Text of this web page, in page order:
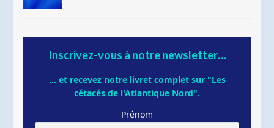
Inscrivez-vous à notre newsletter…
... et recevez notre livret complet sur "Les
cétacés de l'Atlantique Nord".
Prénom